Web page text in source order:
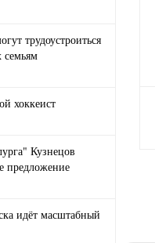
трудоустроиться
хоккеист
Кузнецов
предложение
идёт масштабный